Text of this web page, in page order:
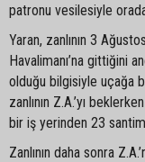
patronu vesilesiyle
Yaran, zanlının 3
Havalimanı’na gittiğini
olduğu bilgisiyle uçağa
zanlının Z.A.’yı
bir iş yerinden 23
Zanlının daha sonra